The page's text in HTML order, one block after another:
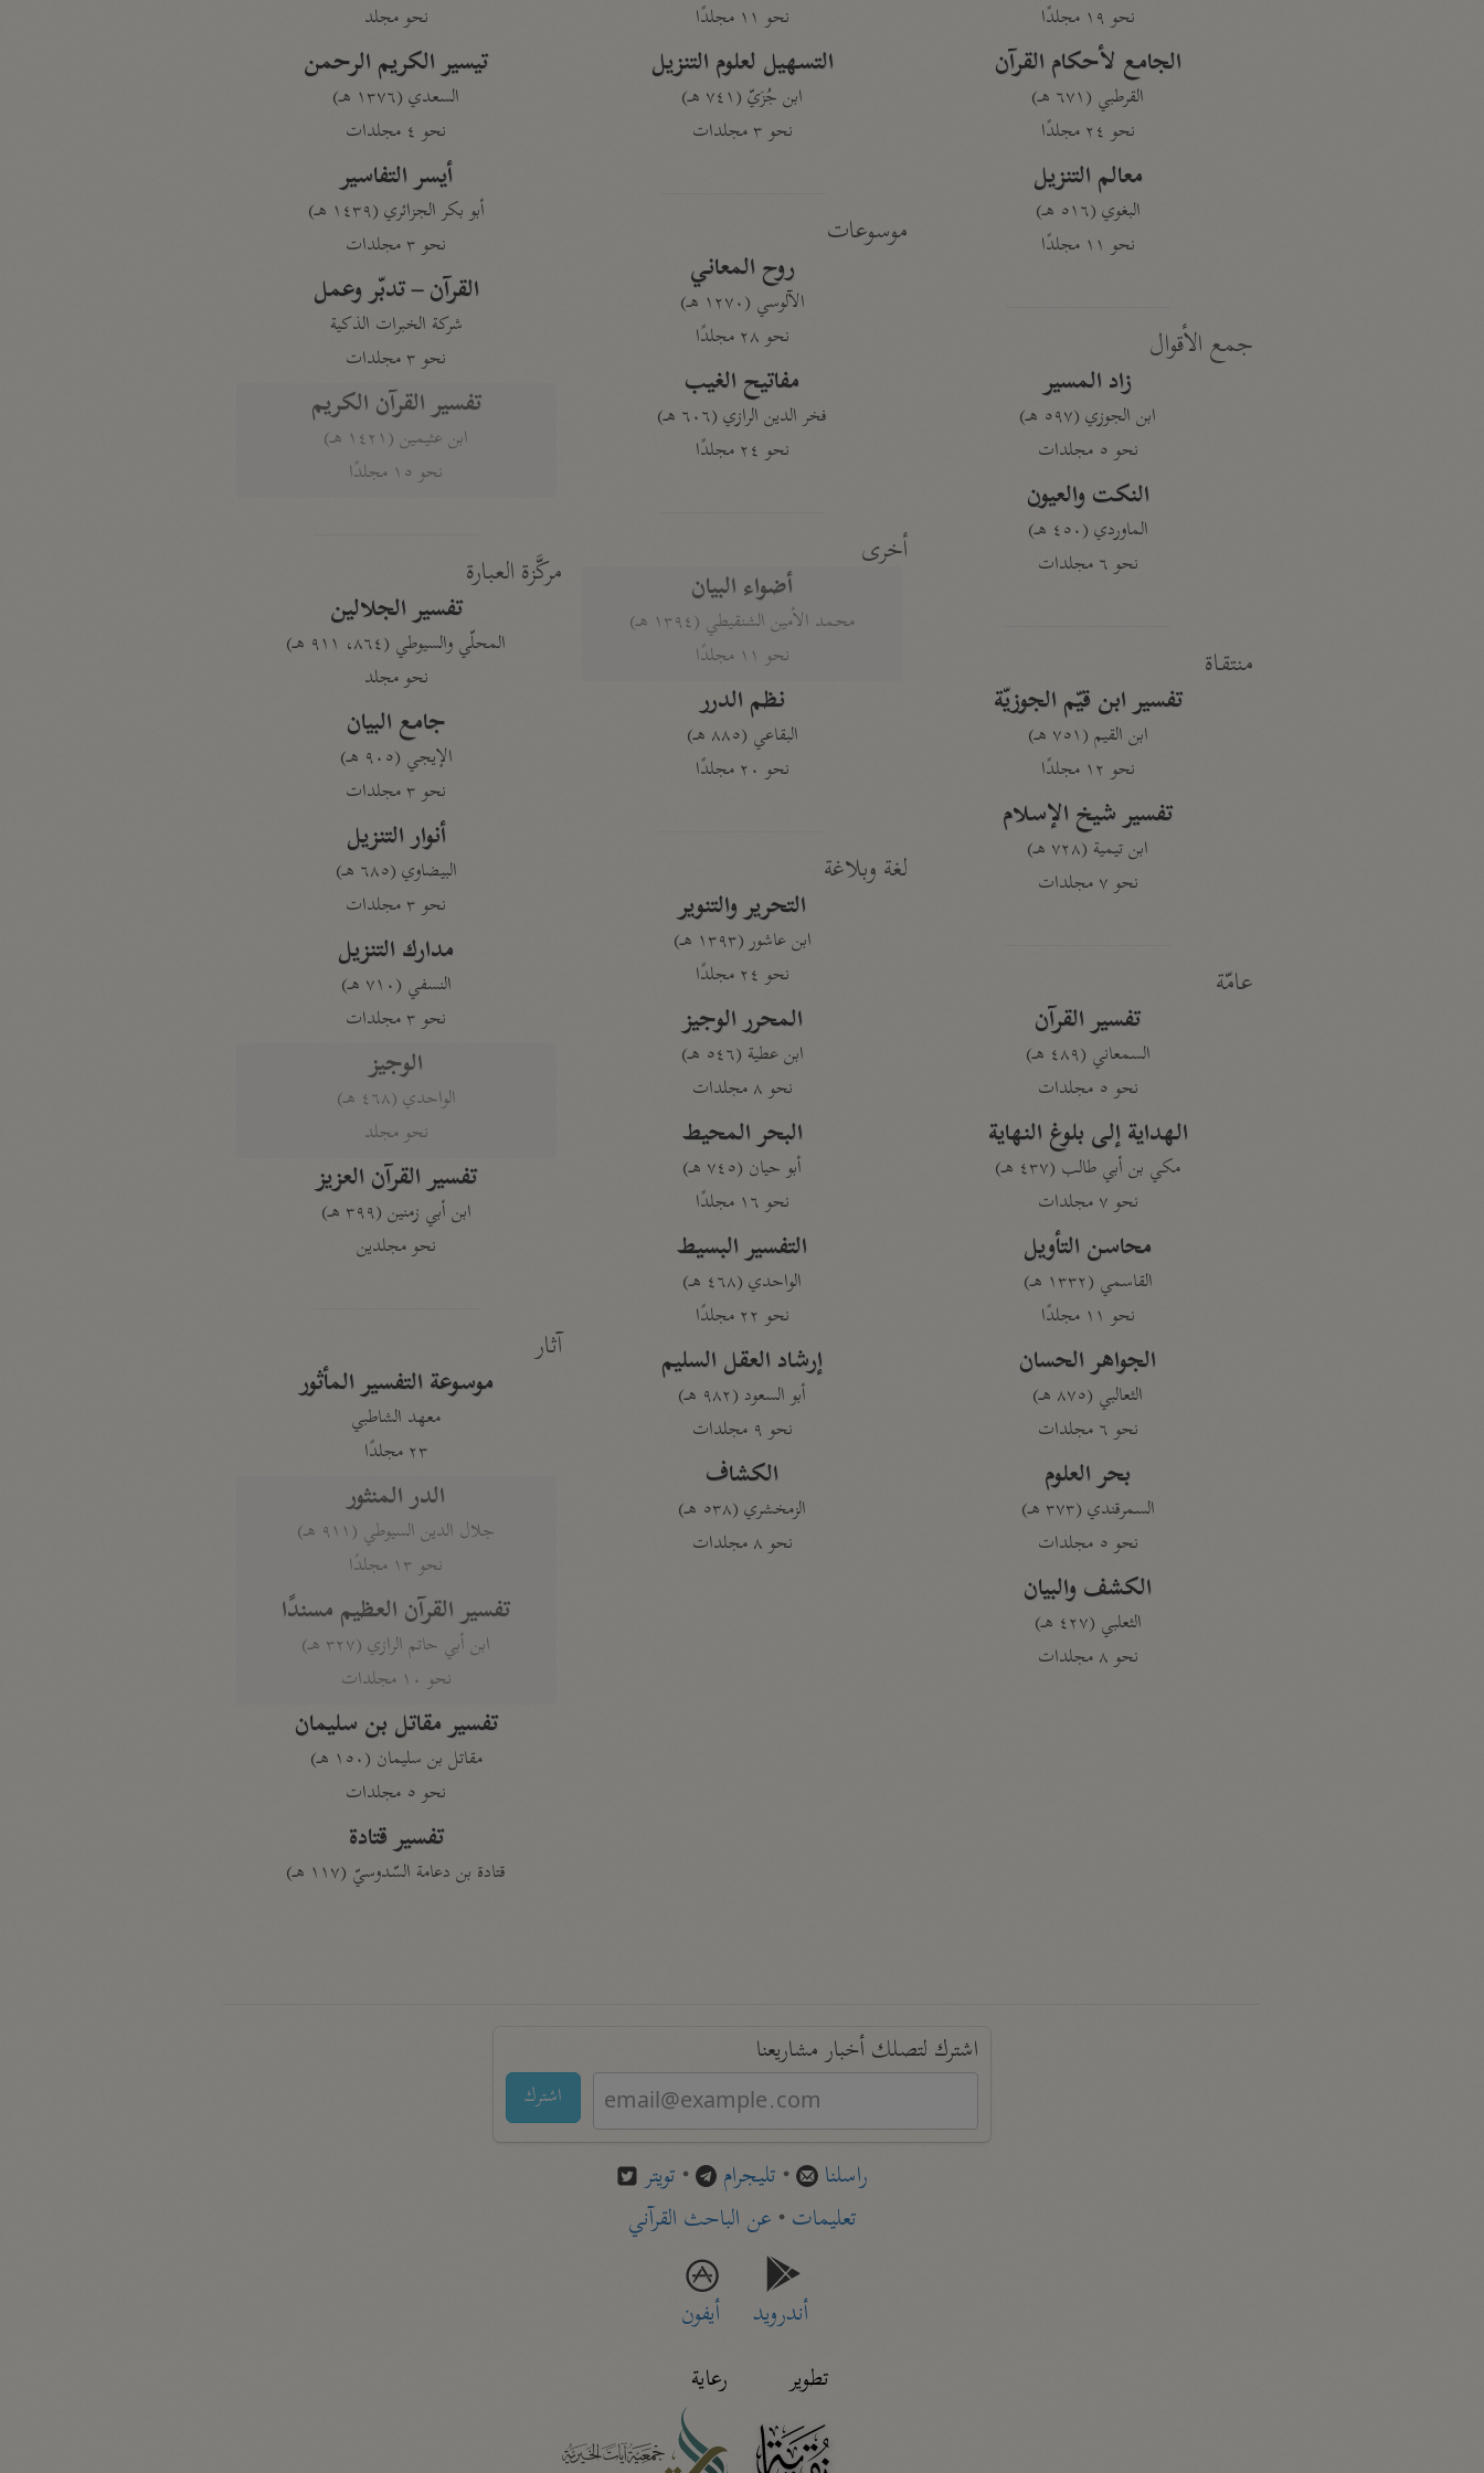
نحو ١٩ مجلدًا
الجامع لأحكام القرآن
القرطبي (٦٧١ هـ)
نحو ٢٤ مجلدًا
معالم التنزيل
البغوي (٥١٦ هـ)
نحو ١١ مجلدًا
جمع الأقوال
زاد المسير
ابن الجوزي (٥٩٧ هـ)
نحو ٥ مجلدات
النكت والعيون
الماوردي (٤٥٠ هـ)
نحو ٦ مجلدات
منتقاة
تفسير ابن قيّم الجوزيّة
ابن القيم (٧٥١ هـ)
نحو ١٢ مجلدًا
تفسير شيخ الإسلام
ابن تيمية (٧٢٨ هـ)
نحو ٧ مجلدات
عامّة
تفسير القرآن
السمعاني (٤٨٩ هـ)
نحو ٥ مجلدات
الهداية إلى بلوغ النهاية
مكي بن أبي طالب (٤٣٧ هـ)
نحو ٧ مجلدات
محاسن التأويل
القاسمي (١٣٣٢ هـ)
نحو ١١ مجلدًا
الجواهر الحسان
الثعالبي (٨٧٥ هـ)
نحو ٦ مجلدات
بحر العلوم
السمرقندي (٣٧٣ هـ)
نحو ٥ مجلدات
الكشف والبيان
الثعلبي (٤٢٧ هـ)
نحو ٨ مجلدات
نحو ١١ مجلدًا
التسهيل لعلوم التنزيل
ابن جُزَيّ (٧٤١ هـ)
نحو ٣ مجلدات
موسوعات
روح المعاني
الآلوسي (١٢٧٠ هـ)
نحو ٢٨ مجلدًا
مفاتيح الغيب
فخر الدين الرازي (٦٠٦ هـ)
نحو ٢٤ مجلدًا
أخرى
أضواء البيان
محمد الأمين الشنقيطي (١٣٩٤ هـ)
نحو ١١ مجلدًا
نظم الدرر
البقاعي (٨٨٥ هـ)
نحو ٢٠ مجلدًا
لغة وبلاغة
التحرير والتنوير
ابن عاشور (١٣٩٣ هـ)
نحو ٢٤ مجلدًا
المحرر الوجيز
ابن عطية (٥٤٦ هـ)
نحو ٨ مجلدات
البحر المحيط
أبو حيان (٧٤٥ هـ)
نحو ١٦ مجلدًا
التفسير البسيط
الواحدي (٤٦٨ هـ)
نحو ٢٢ مجلدًا
إرشاد العقل السليم
أبو السعود (٩٨٢ هـ)
نحو ٩ مجلدات
الكشاف
الزمخشري (٥٣٨ هـ)
نحو ٨ مجلدات
نحو مجلد
تيسير الكريم الرحمن
السعدي (١٣٧٦ هـ)
نحو ٤ مجلدات
أيسر التفاسير
أبو بكر الجزائري (١٤٣٩ هـ)
نحو ٣ مجلدات
القرآن – تدبّر وعمل
شركة الخبرات الذكية
نحو ٣ مجلدات
تفسير القرآن الكريم
ابن عثيمين (١٤٢١ هـ)
نحو ١٥ مجلدًا
مركَّزة العبارة
تفسير الجلالين
المحلّي والسيوطي (٨٦٤، ٩١١ هـ)
نحو مجلد
جامع البيان
الإيجي (٩٠٥ هـ)
نحو ٣ مجلدات
أنوار التنزيل
البيضاوي (٦٨٥ هـ)
نحو ٣ مجلدات
مدارك التنزيل
النسفي (٧١٠ هـ)
نحو ٣ مجلدات
الوجيز
الواحدي (٤٦٨ هـ)
نحو مجلد
تفسير القرآن العزيز
ابن أبي زمنين (٣٩٩ هـ)
نحو مجلدين
آثار
موسوعة التفسير المأثور
معهد الشاطبي
٢٣ مجلدًا
الدر المنثور
جلال الدين السيوطي (٩١١ هـ)
نحو ١٣ مجلدًا
تفسير القرآن العظيم مسندًا
ابن أبي حاتم الرازي (٣٢٧ هـ)
نحو ١٠ مجلدات
تفسير مقاتل بن سليمان
مقاتل بن سليمان (١٥٠ هـ)
نحو ٥ مجلدات
تفسير قتادة
قتادة بن دعامة السّدوسيّ (١١٧ هـ)
اشترك لتصلك أخبار مشاريعنا
اشترك
راسلنا • تليجرام • تويتر
تعليمات• عن الباحث القرآني
أندرويد
أيفون
تطوير
رعاية